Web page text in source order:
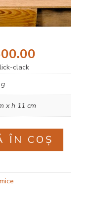
Prețul
este:
clack
x h 11 cm
ÎN COȘ